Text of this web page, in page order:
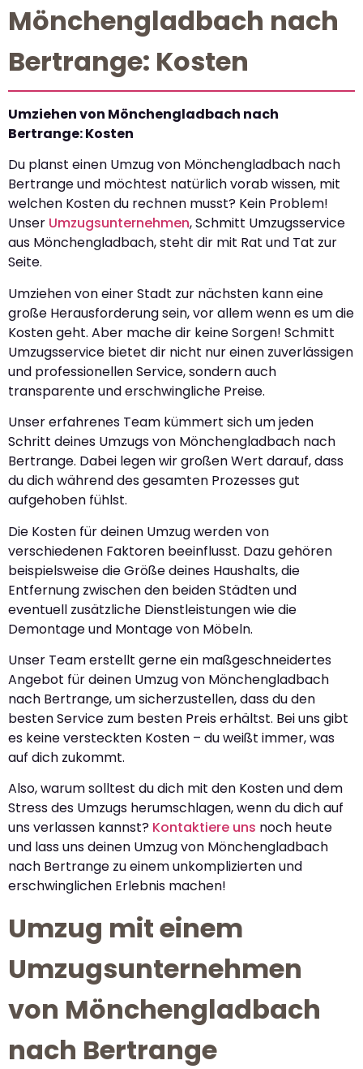
Mönchengladbach nach
Bertrange: Kosten
Umziehen von Mönchengladbach nach
Bertrange: Kosten
Du planst einen Umzug von Mönchengladbach nach
Bertrange und möchtest natürlich vorab wissen, mit
welchen Kosten du rechnen musst? Kein Problem!
Unser Umzugsunternehmen, Schmitt Umzugsservice
aus Mönchengladbach, steht dir mit Rat und Tat zur
Seite.
Umziehen von einer Stadt zur nächsten kann eine
große Herausforderung sein, vor allem wenn es um die
Kosten geht. Aber mache dir keine Sorgen! Schmitt
Umzugsservice bietet dir nicht nur einen zuverlässigen
und professionellen Service, sondern auch
transparente und erschwingliche Preise.
Unser erfahrenes Team kümmert sich um jeden
Schritt deines Umzugs von Mönchengladbach nach
Bertrange. Dabei legen wir großen Wert darauf, dass
du dich während des gesamten Prozesses gut
aufgehoben fühlst.
Die Kosten für deinen Umzug werden von
verschiedenen Faktoren beeinflusst. Dazu gehören
beispielsweise die Größe deines Haushalts, die
Entfernung zwischen den beiden Städten und
eventuell zusätzliche Dienstleistungen wie die
Demontage und Montage von Möbeln.
Unser Team erstellt gerne ein maßgeschneidertes
Angebot für deinen Umzug von Mönchengladbach
nach Bertrange, um sicherzustellen, dass du den
besten Service zum besten Preis erhältst. Bei uns gibt
es keine versteckten Kosten – du weißt immer, was
auf dich zukommt.
Also, warum solltest du dich mit den Kosten und dem
Stress des Umzugs herumschlagen, wenn du dich auf
uns verlassen kannst? Kontaktiere uns noch heute
und lass uns deinen Umzug von Mönchengladbach
nach Bertrange zu einem unkomplizierten und
erschwinglichen Erlebnis machen!
Umzug mit einem
Umzugsunternehmen
von Mönchengladbach
nach Bertrange